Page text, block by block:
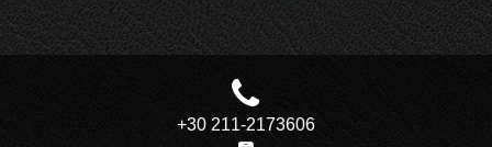
+30 211-2173606